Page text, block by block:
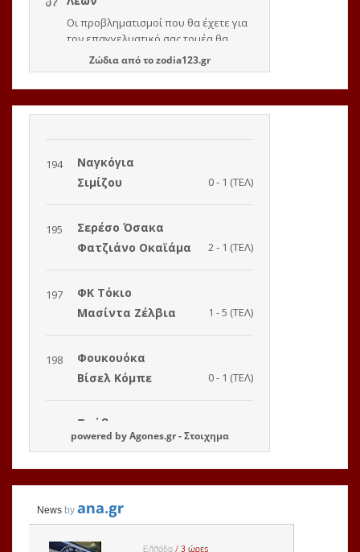
Ζώδιααπό τοzodia123.gr
powered byAgones.gr-Στοιχημα